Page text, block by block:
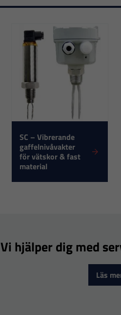
SC – Vibrerande
gaffelnivåvakter
för vätskor & fast
material
Vi hjälper dig med
Läs
Nödvändiga
att hemsidan
över huvud